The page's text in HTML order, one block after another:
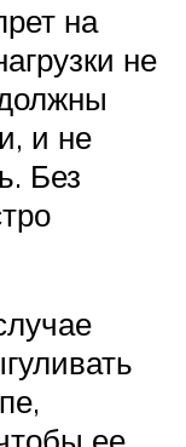
на
не
и не
Без